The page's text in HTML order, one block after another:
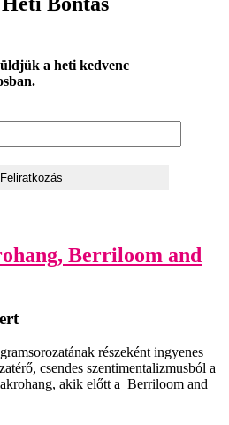
a heti kedvenc
Berriloom and
részeként ingyenes
csendes szentimentalizmusból a
akik előtt a Berriloom and